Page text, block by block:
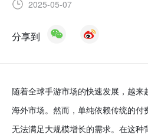
2025-05-07
分享到
随着全球手游市场的快速发展，越来
海外市场。然而，单纯依赖传统的
无法满足大规模增长的需求。在这种